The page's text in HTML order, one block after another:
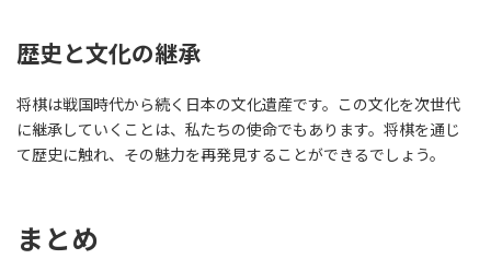
歴史と文化の継承
将棋は戦国時代から続く日本の文化遺産です。この文化を次世代
に継承していくことは、私たちの使命でもあります。将棋を通じ
て歴史に触れ、その魅力を再発見することができるでしょう。
まとめ